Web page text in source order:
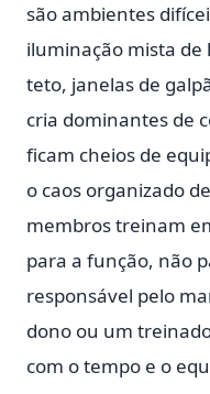
são ambientes
iluminação mista
teto, janelas de
cria dominantes de
ficam cheios de
o caos organizado
membros treinam
para a função, não
responsável pelo
dono ou um
com o tempo e o